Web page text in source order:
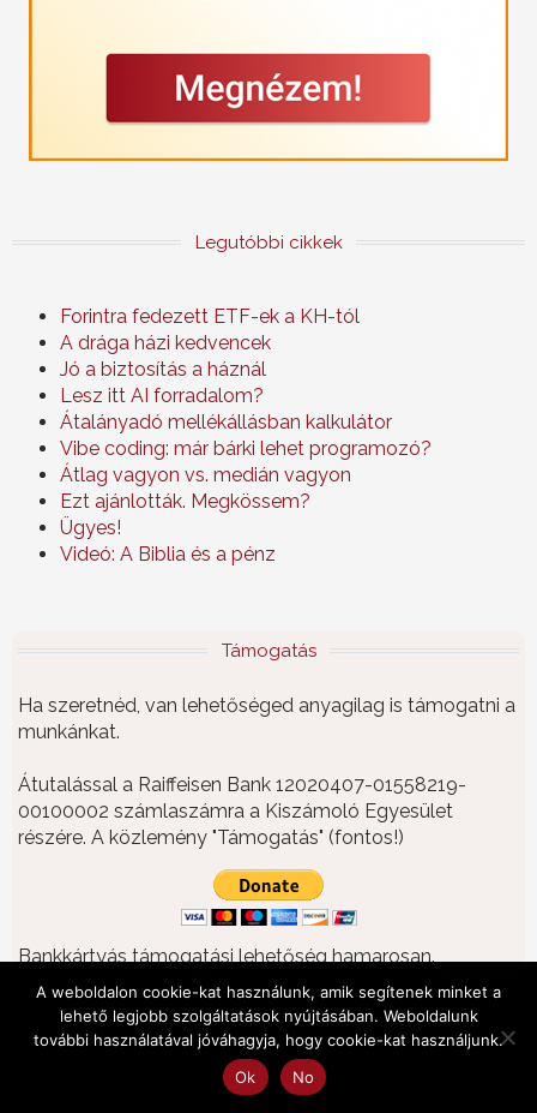
Legutóbbi cikkek
Forintra fedezett ETF-ek a KH-tól
A drága házi kedvencek
Jó a biztosítás a háznál
Lesz itt AI forradalom?
Átalányadó mellékállásban kalkulátor
Vibe coding: már bárki lehet programozó?
Átlag vagyon vs. medián vagyon
Ezt ajánlották. Megkössem?
Ügyes!
Videó: A Biblia és a pénz
Támogatás
Ha szeretnéd, van lehetőséged anyagilag is támogatni a
munkánkat.
Átutalással a Raiffeisen Bank 12020407-01558219-
00100002 számlaszámra a Kiszámoló Egyesület
részére. A közlemény "Támogatás" (fontos!)
Bankkártyás támogatási lehetőség hamarosan.
Köszönjük, ha érdemesnek tartasz bennünket a
támogatásra.
Archívum
A weboldalon cookie-kat használunk, amik segítenek minket a
lehető legjobb szolgáltatások nyújtásában. Weboldalunk
további használatával jóváhagyja, hogy cookie-kat használjunk.
Ok
No